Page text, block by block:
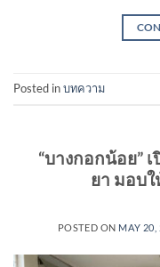
Posted inบทความ
“บางกอกน้อย”
ยา มอบ
POSTED ON MAY 20,